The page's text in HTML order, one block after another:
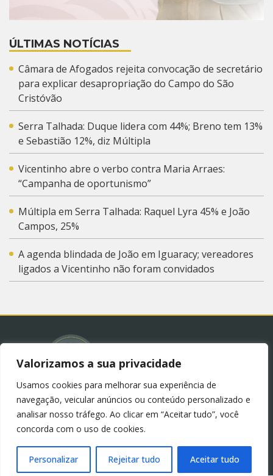
Valorizamos a sua privacidade
Usamos cookies para melhorar sua experiência de
navegação, veicular anúncios ou conteúdo personalizado e
analisar nosso tráfego. Ao clicar em “Aceitar tudo”, você
concorda com o uso de cookies.
Personalizar Rejeitar tudo Aceitar tudo
ÚLTIMAS NOTÍCIAS
Câmara de Afogados rejeita convocação de secretário
para explicar desapropriação do Campo do São
Cristóvão
Serra Talhada: Duque lidera com 44%; Breno tem 13%
e Sebastião 12%, diz Múltipla
Vicentinho abre o verbo contra Maria Arraes:
“Campanha de oportunismo”
Múltipla em Serra Talhada: Raquel Lyra 45% e João
Campos, 25%
A agenda blindada de João em Iguaracy; vereadores
ligados a Vicentinho não foram convidados
© 2023 – Blog Juliana Lima.
Política de Privacidade
(LGPD)